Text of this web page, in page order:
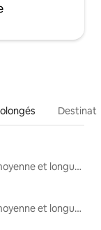
Locations moyenne et longue durée
Locations moyenne et longue durée